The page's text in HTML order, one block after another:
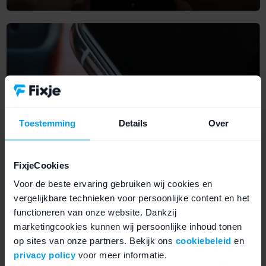
Toestemming Details Over
FixjeCookies
Voor de beste ervaring gebruiken wij cookies en
vergelijkbare technieken voor persoonlijke content en het
functioneren van onze website. Dankzij
marketingcookies kunnen wij persoonlijke inhoud tonen
op sites van onze partners. Bekijk ons cookiebeleid en
privacy policyvoor meer informatie.
IPHONE 8 PLUS
IPHONE 8 PLUS
iPhone herstellen bij software
problemen